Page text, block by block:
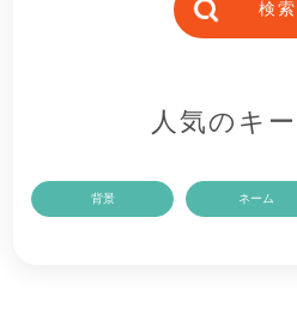
人気のキ
背景 ネーム